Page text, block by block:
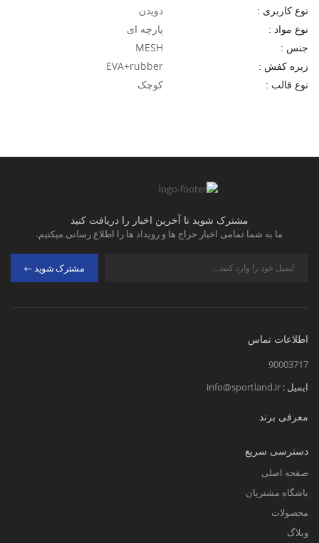
نوع کاربری : دویدن
نوع مواد : پارچه ای
جنس : MESH
زیره کفش : EVA+rubber
نوع قالب : کوچک
مشترک شوید تا آخرین اخبار را دریافت کنید
ما به شما تمامی اخبار حراج ها و رویداد ها را اطلاع رسانی میکنیم.
مشترک شوید
اطلاعات تماس
90003717
ایمیل : info@sportland.ir
معرفی برند
دسترسی سریع
صفحه اصلی
باشگاه مشتریان
محصولات
وبلاگ